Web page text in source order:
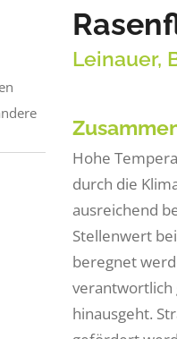
Leinauer,
Hohe
durch die
ausreichend
Stellenwert
beregnet
verantwortlich
hinausgeht.